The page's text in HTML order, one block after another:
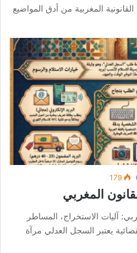
المغربية من أدق المواضيع
179
المغربي
آليات الاستخراج، المساطر
يعتبر السجل العدلي مرآة